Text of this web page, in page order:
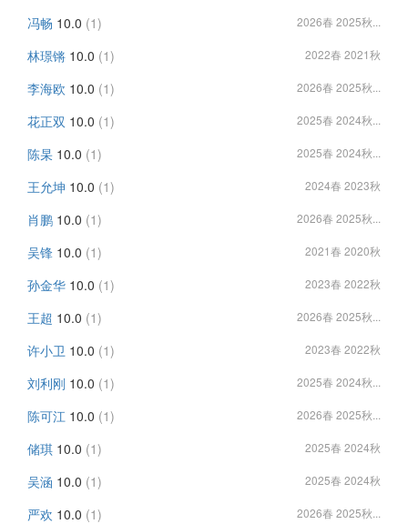
冯畅 10.0 (1) 2026春 2025秋...
林璟锵 10.0 (1) 2022春 2021秋
李海欧 10.0 (1) 2026春 2025秋...
花正双 10.0 (1) 2025春 2024秋...
陈杲 10.0 (1) 2025春 2024秋...
王允坤 10.0 (1) 2024春 2023秋
肖鹏 10.0 (1) 2026春 2025秋...
吴锋 10.0 (1) 2021春 2020秋
孙金华 10.0 (1) 2023春 2022秋
王超 10.0 (1) 2026春 2025秋...
许小卫 10.0 (1) 2023春 2022秋
刘利刚 10.0 (1) 2025春 2024秋...
陈可江 10.0 (1) 2026春 2025秋...
储琪 10.0 (1) 2025春 2024秋
吴涵 10.0 (1) 2025春 2024秋
严欢 10.0 (1) 2026春 2025秋...